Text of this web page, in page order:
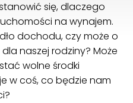
się, dlaczego
na wynajem.
dochodu, czy może o
naszej rodziny? Może
wolne środki
w coś, co będzie nam